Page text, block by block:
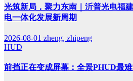
光筑新局，聚力东南｜沂普光电福
电一体化发展新周期
2026-08-01 zheng, zhipeng
HUD
前挡正在变成屏幕：全景PHUD最